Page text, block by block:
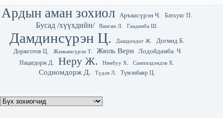
Ардын аман зохиол Аръяасүрэн Ч. Батхуяг П.
Бусад /хүүхдийн/ Ванган Л. Гаадамба Ш.
Дамдинсүрэн Ц. Дашдондог Ж.
Догмид Б.
Доржготов Ц.
Жамьянсүрэн Т. Жюль Верн Лодойдамба. Ч
Нацагдорж Д. Неру Ж. Нямбуу Х. Сампилдэндэв Х.
Содномдорж Д. Түдэв Л. Түмэнбаяр Ц.